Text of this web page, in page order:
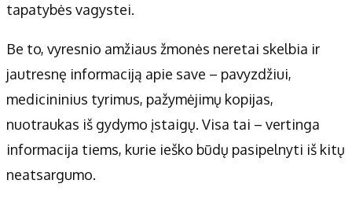
tapatybės vagystei.
Be to, vyresnio amžiaus žmonės neretai skelbia ir
jautresnę informaciją apie save – pavyzdžiui,
medicininius tyrimus, pažymėjimų kopijas,
nuotraukas iš gydymo įstaigų. Visa tai – vertinga
informacija tiems, kurie ieško būdų pasipelnyti iš kitų
neatsargumo.